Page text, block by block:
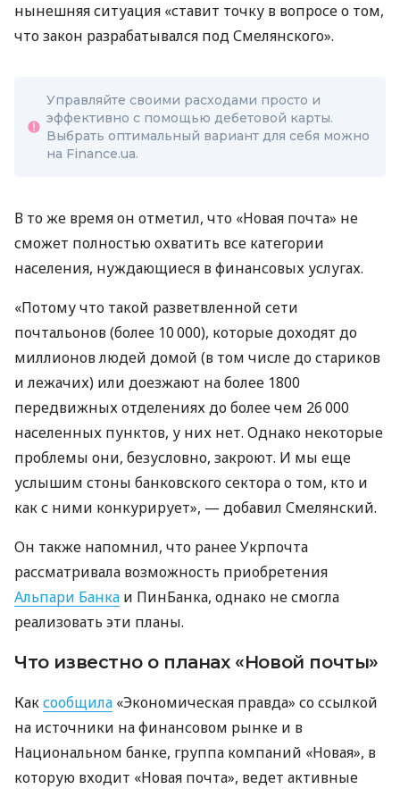
нынешняя ситуация «ставит точку в вопросе о том,
что закон разрабатывался под Смелянского».
Управляйте своими расходами просто и
эффективно с помощью дебетовой карты.
Выбрать оптимальный вариант для себя можно
на Finance.ua.
В то же время он отметил, что «Новая почта» не
сможет полностью охватить все категории
населения, нуждающиеся в финансовых услугах.
«Потому что такой разветвленной сети
почтальонов (более 10 000), которые доходят до
миллионов людей домой (в том числе до стариков
и лежачих) или доезжают на более 1800
передвижных отделениях до более чем 26 000
населенных пунктов, у них нет. Однако некоторые
проблемы они, безусловно, закроют. И мы еще
услышим стоны банковского сектора о том, кто и
как с ними конкурирует», — добавил Смелянский.
Он также напомнил, что ранее Укрпочта
рассматривала возможность приобретения
Альпари Банка и ПинБанка, однако не смогла
реализовать эти планы.
Что известно о планах «Новой почты»
Каксообщила «Экономическая правда» со ссылкой
на источники на финансовом рынке и в
Национальном банке, группа компаний «Новая», в
которую входит «Новая почта», ведет активные